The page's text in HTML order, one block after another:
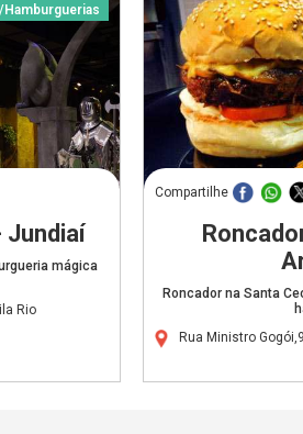
Hamburguerias
Jundiaí
mágica
Rio
Compartilhe
Roncador na Santa
Rua Ministro